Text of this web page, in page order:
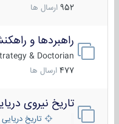
952 ارسال ها
راهبردها و
& Doctorian
477 ارسال ها
تاریخ نیروی دریایی
تاریخ دریایی